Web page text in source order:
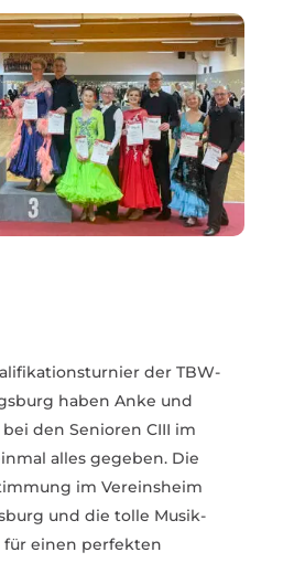
der TBW-
haben Anke und
den Senioren CIII im
alles gegeben. Die
im Vereinsheim
und die tolle Musik­
für einen perfekten